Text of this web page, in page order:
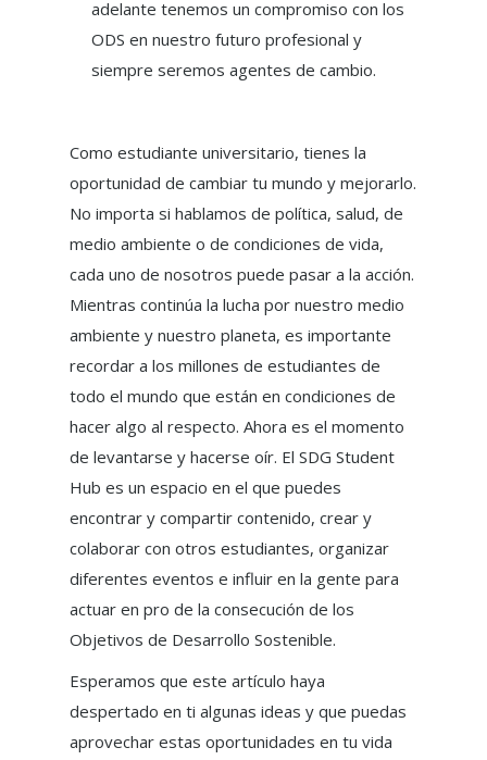
adelante tenemos un compromiso con los
ODS en nuestro futuro profesional y
siempre seremos agentes de cambio.
Como estudiante universitario, tienes la
oportunidad de cambiar tu mundo y mejorarlo.
No importa si hablamos de política, salud, de
medio ambiente o de condiciones de vida,
cada uno de nosotros puede pasar a la acción.
Mientras continúa la lucha por nuestro medio
ambiente y nuestro planeta, es importante
recordar a los millones de estudiantes de
todo el mundo que están en condiciones de
hacer algo al respecto. Ahora es el momento
de levantarse y hacerse oír. El SDG Student
Hub es un espacio en el que puedes
encontrar y compartir contenido, crear y
colaborar con otros estudiantes, organizar
diferentes eventos e influir en la gente para
actuar en pro de la consecución de los
Objetivos de Desarrollo Sostenible.
Esperamos que este artículo haya
despertado en ti algunas ideas y que puedas
aprovechar estas oportunidades en tu vida